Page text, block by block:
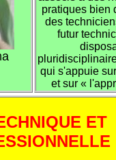
pratiques bien
des
futur
qui s'appuie
et sur «
ET